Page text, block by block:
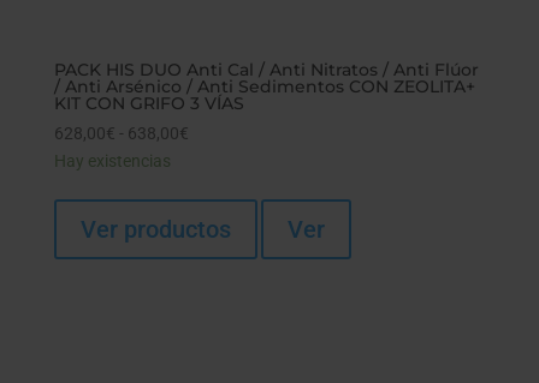
PACK HIS DUO Anti Cal / Anti Nitratos / Anti Flúor
/ Anti Arsénico / Anti Sedimentos CON ZEOLITA+
KIT CON GRIFO 3 VÍAS
628,00€ - 638,00€
628,00€
Hay existencias
Ver productos Ver